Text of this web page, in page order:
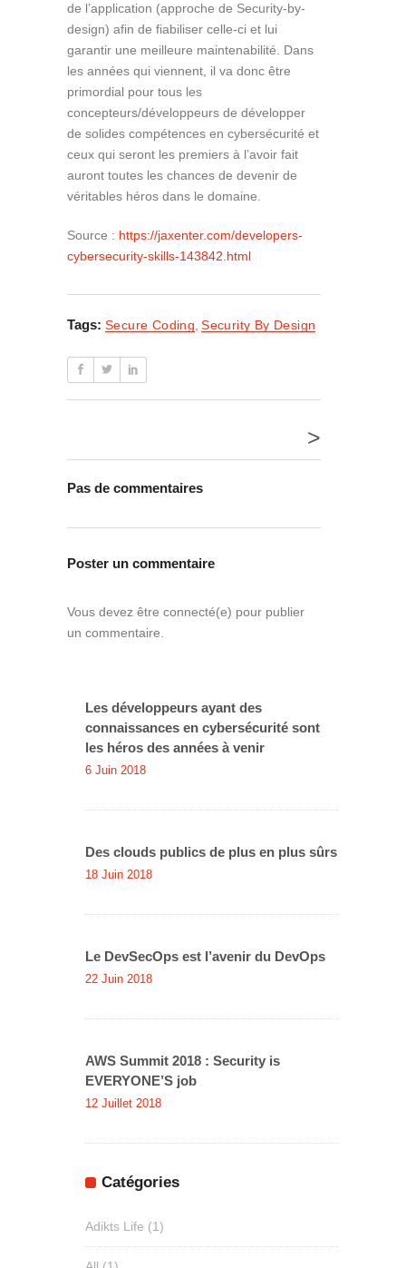
de l’application (approche de Security-by-
design) afin de fiabiliser celle-ci et lui
garantir une meilleure maintenabilité. Dans
les années qui viennent, il va donc être
primordial pour tous les
concepteurs/développeurs de développer
de solides compétences en cybersécurité et
ceux qui seront les premiers à l’avoir fait
auront toutes les chances de devenir de
véritables héros dans le domaine.
Source : https://jaxenter.com/developers-
cybersecurity-skills-143842.html
Tags: Secure Coding Security By Design
>
Pas de commentaires
Poster un commentaire
Vous devez être connecté(e) pour publier
un commentaire.
Les développeurs ayant des
connaissances en cybersécurité sont
les héros des années à venir
6 Juin 2018
Des clouds publics de plus en plus sûrs
18 Juin 2018
Le DevSecOps est l’avenir du DevOps
22 Juin 2018
AWS Summit 2018 : Security is
EVERYONE’S job
12 Juillet 2018
Catégories
Adikts Life (1)